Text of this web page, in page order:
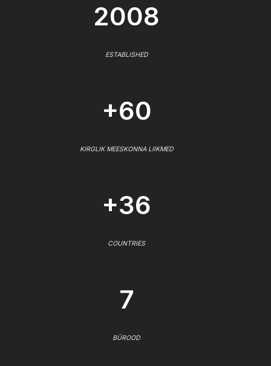
2008
ESTABLISHED
+60
KIRGLIK MEESKONNA LIIKMED
+36
COUNTRIES
7
BÜROOD